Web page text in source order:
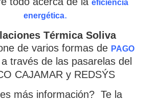
eficiencia
energética.
Térmica Soliva
de varios formas de PAGO
través de las pasarelas del
CAJAMAR y REDSÝS
más información? Te la